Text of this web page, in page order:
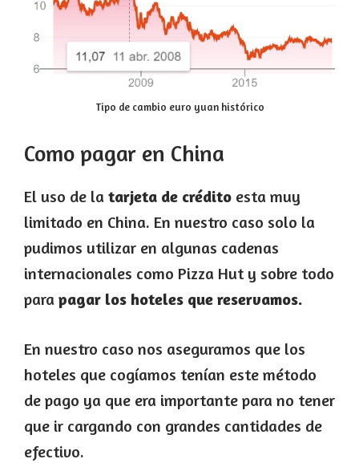
Tipo de cambio euro yuan histórico
Como pagar en China
El uso de la tarjeta de crédito esta muy
limitado en China. En nuestro caso solo la
pudimos utilizar en algunas cadenas
internacionales como Pizza Hut y sobre todo
para pagar los hoteles que reservamos.
En nuestro caso nos aseguramos que los
hoteles que cogíamos tenían este método
de pago ya que era importante para no tener
que ir cargando con grandes cantidades de
efectivo.